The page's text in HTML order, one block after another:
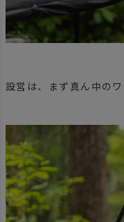
設営は、まず真ん中の